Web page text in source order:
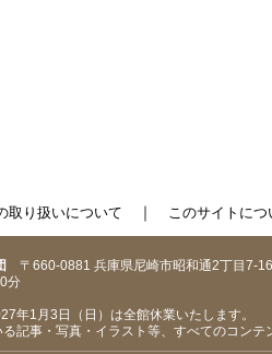
取り扱いについて ｜ このサイトにつ
〒660-0881 兵庫県尼崎市昭和通2丁目7-16
分
1月3日（日）は全館休業いたします。
記事・写真・イラスト等、すべてのコン